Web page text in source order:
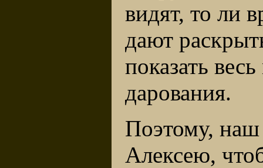
видят, то ли
дают
показать
дарования.
Поэтому, наш
Алексею,